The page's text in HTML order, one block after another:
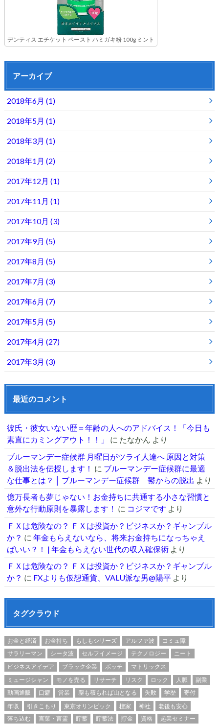
デンティス エチケット ペースト ハミガキ粉 100g ミント
アーカイブ
2018年6月 (1)
2018年5月 (1)
2018年3月 (1)
2018年1月 (2)
2017年12月 (1)
2017年11月 (1)
2017年10月 (3)
2017年9月 (5)
2017年8月 (5)
2017年7月 (3)
2017年6月 (7)
2017年5月 (5)
2017年4月 (27)
2017年3月 (3)
最近のコメント
彼氏・彼女いない歴＝年齢の人へのアドバイス！「今日も
素直にカミングアウト！！」
に たなかん より
ブルーマンデー症候群 月曜日がツライ人達へ 原因と対策
＆脱出法を伝授します！ に ブルーマンデー症候群に最適
な仕事とは？ │ ブルーマンデー症候群 鬱からの脱出 より
億万長者も夢じゃない！お金持ちに共通する小さな習慣と
意外な行動原則を暴露します！ に コジマです より
ＦＸは危険なの？ ＦＸは投資か？ビジネスか？ギャンブル
か？ に 年金もらえないなら、将来お金持ちになっちゃえ
ばいい？！ | 年金もらえない世代の収入確保術より
ＦＸは危険なの？ ＦＸは投資か？ビジネスか？ギャンブル
か？ に FXよりも仮想通貨、VALU派な男@陽平より
タグクラウド
お金と経済 お金持ち もしもシリーズ アルファ波
コミュ障
サラリーマン
シータ波 セルフイメージ テクノロジー
ニート
ビジネスアイデア
ブラック企業 ボッチ
マトリックス
ミュージシャン
モノを売る リサーチ リスク ロック 人脈
副業
動画通販
口癖 営業 塵も積もれば山となる 失敗 学歴
寄付
年収
引きこもり 東京オリンピック 檀家 神社
老後も安心
落ち込む
言葉・言霊 貯蓄 貯蓄法 貯金 資格 起業セミナー